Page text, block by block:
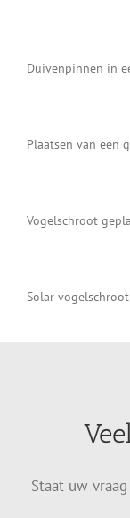
Duivenpinnen in
Plaatsen van een
Vogelschroot
Solar
Staat uw